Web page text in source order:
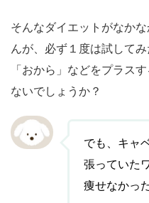
そんなダイエットがなか
んが、必ず１度は試して
「おから」などをプラス
ないでしょうか？
でも、キャ
張っていた
痩せなかっ